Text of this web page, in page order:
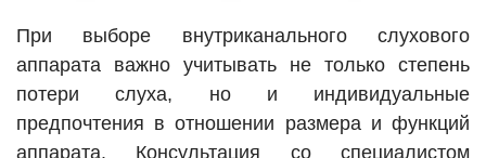
При выборе внутриканального слухового
аппарата важно учитывать не только степень
потери слуха, но и индивидуальные
предпочтения в отношении размера и функций
аппарата. Консультация со специалистом